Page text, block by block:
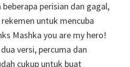
beberapa perisian dan gagal,
untuk mencuba
Mashka you are my hero!
versi, percuma dan
cukup untuk buat